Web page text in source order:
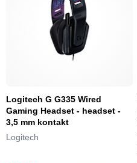
Logitech G G335 Wired
Gaming Headset - headset -
3,5 mm kontakt
Logitech